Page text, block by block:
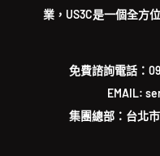
業，US3C是一個全方
免費諮詢電話：
EMAIL:
集團總部：台北